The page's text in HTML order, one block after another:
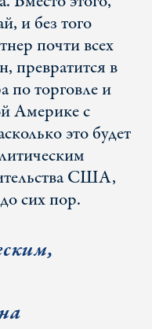
и без того
почти всех
превратится в
по торговле и
Америке с
это будет
США,
сих пор.